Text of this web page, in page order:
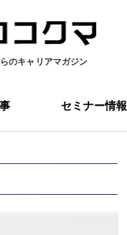
のキャリアマガジン
セミナー情報